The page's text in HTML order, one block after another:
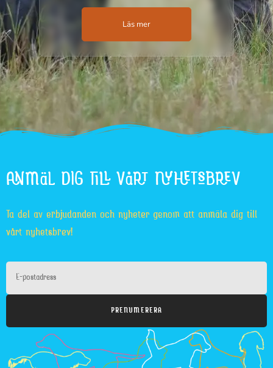
Läs mer
ANMÄL DIG TILL VÅRT NYHETSBREV
Ta del av erbjudanden och nyheter genom att anmäla dig till
vårt nyhetsbrev!
PRENUMERERA